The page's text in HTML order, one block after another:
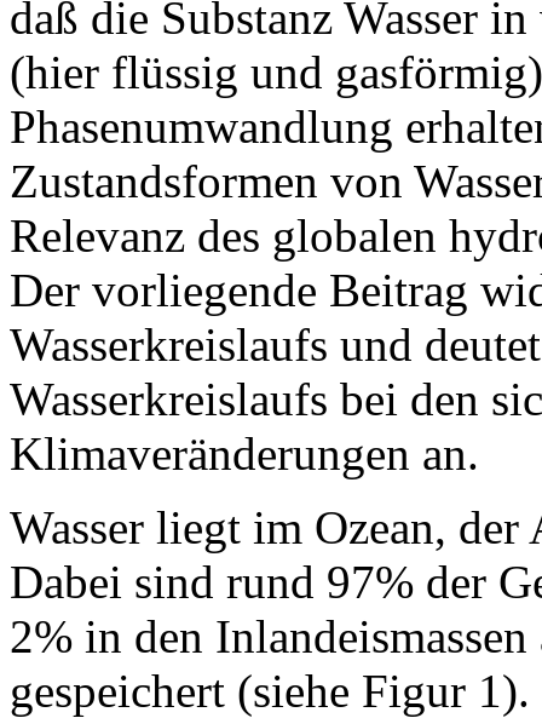
daß die Substanz Wasser
(hier flüssig und
Phasenumwandlung
Zustandsformen von
Relevanz des globalen
Der vorliegende Beitrag
Wasserkreislaufs und
Wasserkreislaufs bei den
Klimaveränderungen an.
Wasser liegt im Ozean,
Dabei sind rund 97% der
2% in den
gespeichert (siehe Figur